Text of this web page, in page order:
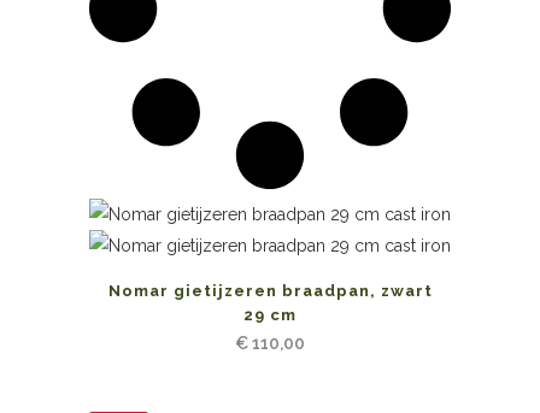
Nomar gietijzeren braadpan, zwart
29 cm
€110,00